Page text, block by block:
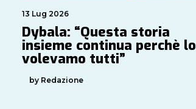
13 Lug 2026
Dybala: “Questa storia
insieme continua perchè lo
volevamo tutti”
by Redazione